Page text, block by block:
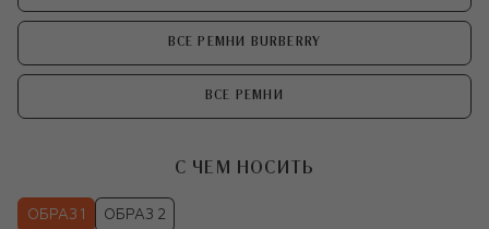
ВСЕ РЕМНИ BURBERRY
ВСЕ РЕМНИ
С ЧЕМ НОСИТЬ
ОБРАЗ 1 ОБРАЗ 2